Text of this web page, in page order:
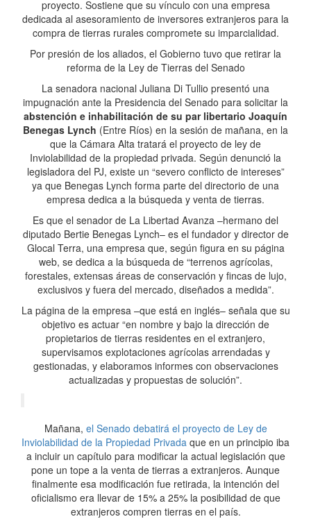
proyecto. Sostiene que su vínculo con una empresa
dedicada al asesoramiento de inversores extranjeros para la
compra de tierras rurales compromete su imparcialidad.
Por presión de los aliados, el Gobierno tuvo que retirar la
reforma de la Ley de Tierras del Senado
La senadora nacional Juliana Di Tullio presentó una
impugnación ante la Presidencia del Senado para solicitar la
abstención e inhabilitación de su par libertario Joaquín
Benegas Lynch (Entre Ríos) en la sesión de mañana, en la
que la Cámara Alta tratará el proyecto de ley de
Inviolabilidad de la propiedad privada. Según denunció la
legisladora del PJ, existe un “severo conflicto de intereses”
ya que Benegas Lynch forma parte del directorio de una
empresa dedica a la búsqueda y venta de tierras.
Es que el senador de La Libertad Avanza –hermano del
diputado Bertie Benegas Lynch– es el fundador y director de
Glocal Terra, una empresa que, según figura en su página
web, se dedica a la búsqueda de “terrenos agrícolas,
forestales, extensas áreas de conservación y fincas de lujo,
exclusivos y fuera del mercado, diseñados a medida”.
La página de la empresa –que está en inglés– señala que su
objetivo es actuar “en nombre y bajo la dirección de
propietarios de tierras residentes en el extranjero,
supervisamos explotaciones agrícolas arrendadas y
gestionadas, y elaboramos informes con observaciones
actualizadas y propuestas de solución”.
Mañana, el Senado debatirá el proyecto de Ley de
Inviolabilidad de la Propiedad Privada que en un principio iba
a incluir un capítulo para modificar la actual legislación que
pone un tope a la venta de tierras a extranjeros. Aunque
finalmente esa modificación fue retirada, la intención del
oficialismo era llevar de 15% a 25% la posibilidad de que
extranjeros compren tierras en el país.